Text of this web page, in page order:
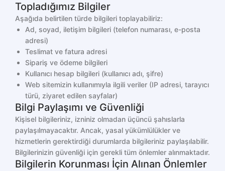
Topladığımız Bilgiler
Aşağıda belirtilen türde bilgileri toplayabiliriz:
Ad, soyad, iletişim bilgileri (telefon numarası, e-posta
adresi)
Teslimat ve fatura adresi
Sipariş ve ödeme bilgileri
Kullanıcı hesap bilgileri (kullanıcı adı, şifre)
Web sitemizin kullanımıyla ilgili veriler (IP adresi, tarayıcı
türü, ziyaret edilen sayfalar)
Bilgi Paylaşımı ve Güvenliği
Kişisel bilgileriniz, izniniz olmadan üçüncü şahıslarla
paylaşılmayacaktır. Ancak, yasal yükümlülükler ve
hizmetlerin gerektirdiği durumlarda bilgileriniz paylaşılabilir.
Bilgilerinizin güvenliği için gerekli tüm önlemler alınmaktadır.
Bilgilerin Korunması İçin Alınan Önlemler